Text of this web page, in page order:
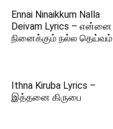
Ennai Ninaikkum Nalla
Deivam Lyrics – என்னை
நினைக்கும் நல்ல தெய்வம்
Ithna Kiruba Lyrics –
இத்தனை கிருபை